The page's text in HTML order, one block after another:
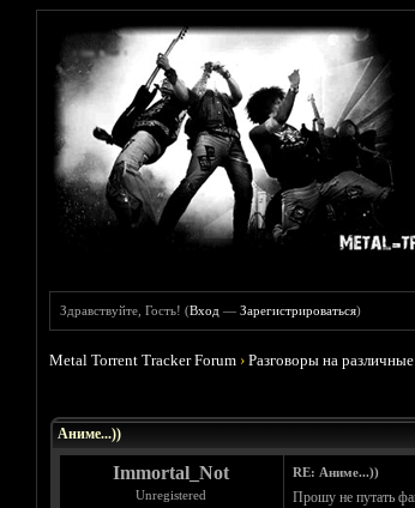
Здравствуйте, Гость! (Вход —Зарегистрироваться)
Metal Torrent Tracker Forum ›Разговоры на
Аниме...))
Immortal_Not
Unregistered
RE: Аниме...))
Прошу не путать